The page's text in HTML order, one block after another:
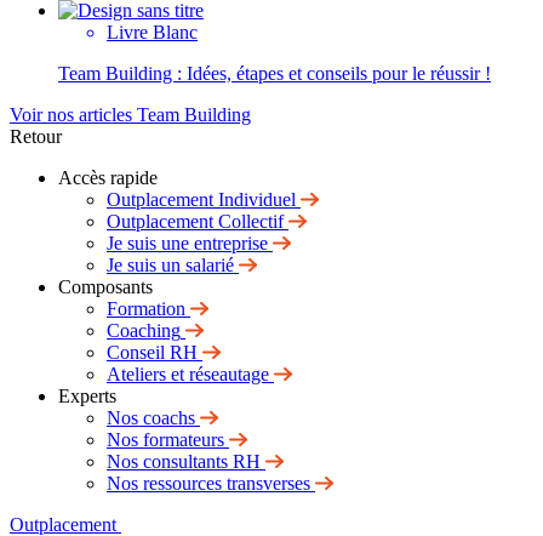
Livre Blanc
Team Building : Idées, étapes et conseils pour le réussir !
Voir nos articles Team Building
Retour
Accès rapide
Outplacement Individuel
Outplacement Collectif
Je suis une entreprise
Je suis un salarié
Composants
Formation
Coaching
Conseil RH
Ateliers et réseautage
Experts
Nos coachs
Nos formateurs
Nos consultants RH
Nos ressources transverses
Outplacement